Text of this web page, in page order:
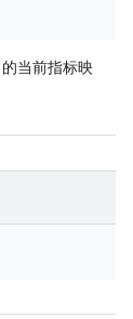
的当前指标映